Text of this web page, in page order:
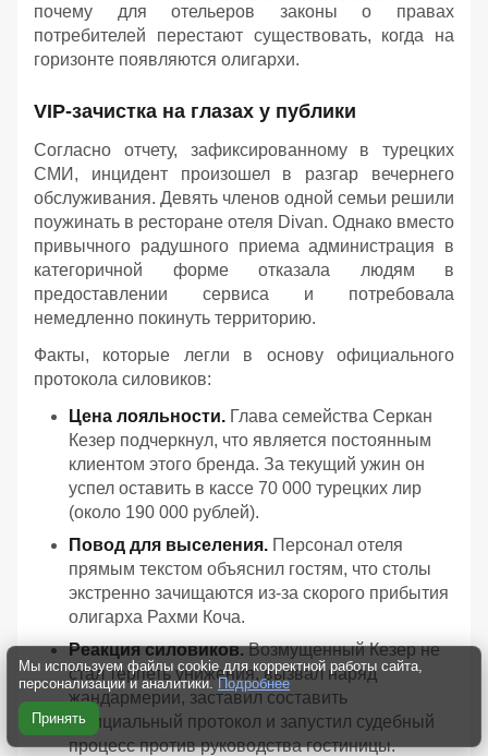
почему для отельеров законы о правах
потребителей перестают существовать, когда на
горизонте появляются олигархи.
VIP-зачистка на глазах у публики
Согласно отчету, зафиксированному в турецких
СМИ, инцидент произошел в разгар вечернего
обслуживания. Девять членов одной семьи решили
поужинать в ресторане отеля Divan. Однако вместо
привычного радушного приема администрация в
категоричной форме отказала людям в
предоставлении сервиса и потребовала
немедленно покинуть территорию.
Факты, которые легли в основу официального
протокола силовиков:
Цена лояльности. Глава семейства Серкан
Кезер подчеркнул, что является постоянным
клиентом этого бренда. За текущий ужин он
успел оставить в кассе 70 000 турецких лир
(около 190 000 рублей).
Повод для выселения. Персонал отеля
прямым текстом объяснил гостям, что столы
экстренно зачищаются из-за скорого прибытия
олигарха Рахми Коча.
Реакция силовиков.Возмущенный Кезер не
стал терпеть унижения, вызвал наряд
жандармерии, заставил составить
официальный протокол и запустил судебный
процесс против руководства гостиницы.
Мы используем файлы cookie для корректной работы сайта,
персонализации и аналитики. Подробнее
Принять